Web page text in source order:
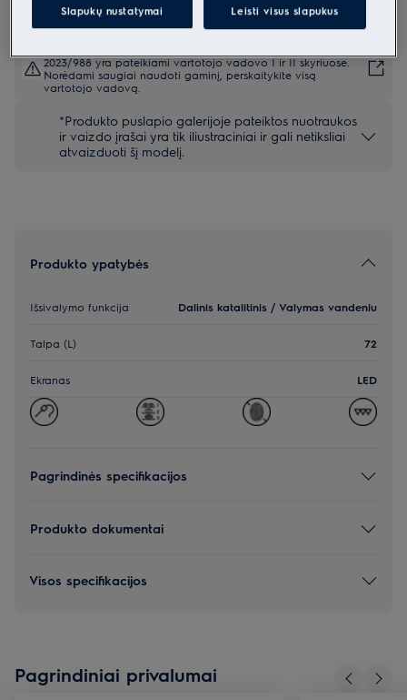
2023/988 yra pateikiami vartotojo vadovo I ir II skyriuose.
Norėdami saugiai naudoti gaminį, perskaitykite visą
vartotojo vadovą.
*Produkto puslapio galerijoje pateiktos nuotraukos
ir vaizdo įrašai yra tik iliustraciniai ir gali netiksliai
atvaizduoti šį modelį.
Produkto ypatybės
Išsivalymo funkcija Dalinis katalitinis / Valymas vandeniu
Talpa (L) 72
Ekranas LED
Pagrindinės specifikacijos
Produkto dokumentai
Visos specifikacijos
Pagrindiniai privalumai
Slapukų nustatymai Leisti visus slapukus